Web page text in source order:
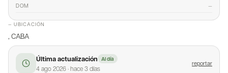
DOM —
— UBICACIÓN
, CABA
Última actualización Al día
4 ago 2026·hace 3 días
reportar